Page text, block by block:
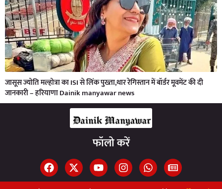
जासूस ज्योति मल्होत्रा का ISI से लिंक पुख्ता,थार रेगिस्तान में बॉर्डर मूवमेंट की दी
जानकारी – हरियाणा Dainik manyawar news
फॉलो करें